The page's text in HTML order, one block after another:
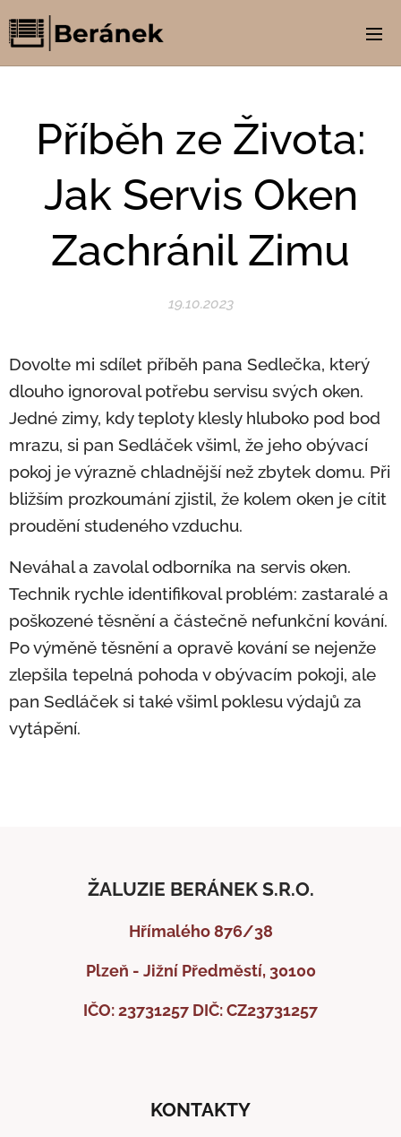
Příběh ze Života:
Jak Servis Oken
Zachránil Zimu
19.10.2023
Dovolte mi sdílet příběh pana Sedlečka, který
dlouho ignoroval potřebu servisu svých oken.
Jedné zimy, kdy teploty klesly hluboko pod bod
mrazu, si pan Sedláček všiml, že jeho obývací
pokoj je výrazně chladnější než zbytek domu. Při
bližším prozkoumání zjistil, že kolem oken je cítit
proudění studeného vzduchu.
Neváhal a zavolal odborníka na servis oken.
Technik rychle identifikoval problém: zastaralé a
poškozené těsnění a částečně nefunkční kování.
Po výměně těsnění a opravě kování se nejenže
zlepšila tepelná pohoda v obývacím pokoji, ale
pan Sedláček si také všiml poklesu výdajů za
vytápění.
ŽALUZIE BERÁNEK S.R.O.
Hřímalého 876/38
Plzeň - Jižní Předměstí, 30100
IČO: 23731257 DIČ: CZ23731257
KONTAKTY